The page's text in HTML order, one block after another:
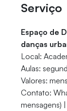
Serviço
Espaço de
danças
Local:
Aulas:
Valores:
Contato:
mensagens)